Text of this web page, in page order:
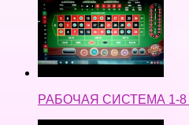
РАБОЧАЯ СИСТЕМА 1-8